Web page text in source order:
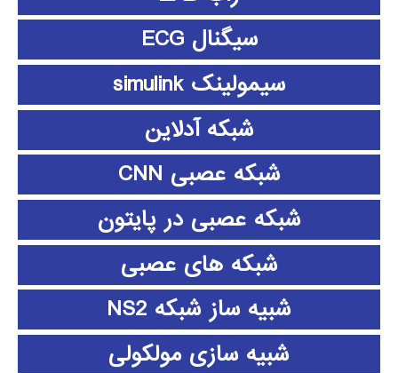
سیگنال ECG
سیمولینک simulink
شبکه آدلاین
شبکه عصبی CNN
شبکه عصبی در پایتون
شبکه های عصبی
شبیه ساز شبکه NS2
شبیه سازی مولکولی